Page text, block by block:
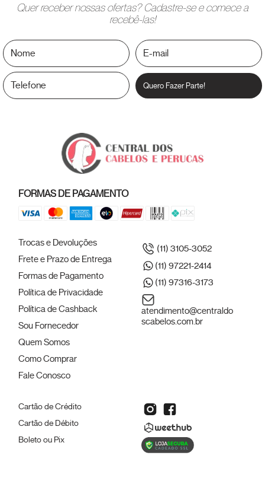
Quer receber nossas ofertas? Cadastre-se e comece a
recebê-las!
Quero Fazer Parte!
FORMAS DE PAGAMENTO
Trocas e Devoluções
Frete e Prazo de Entrega
Formas de Pagamento
Política de Privacidade
Política de Cashback
Sou Fornecedor
Quem Somos
Como Comprar
Fale Conosco
(11) 3105-3052
(11) 97221-2414
(11) 97316-3173
atendimento@centraldo
scabelos.com.br
Cartão de Crédito
Cartão de Débito
Boleto ou Pix